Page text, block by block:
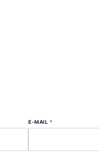
E-MAIL *